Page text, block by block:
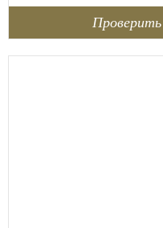
Проверить